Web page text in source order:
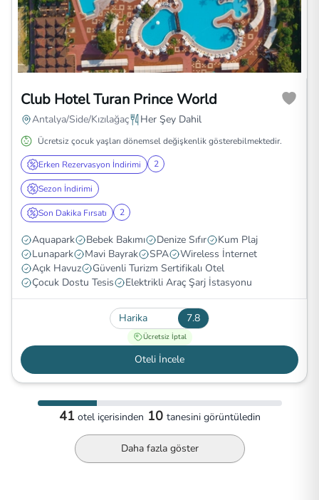
Club Hotel Turan Prince World
Antalya/Side/Kızılağaç Her Şey Dahil
Ücretsiz çocuk yaşları dönemsel değişkenlik gösterebilmektedir.
Erken Rezervasyon İndirimi 2
Sezon İndirimi
Son Dakika Fırsatı 2
Aquapark Bebek Bakımı Denize Sıfır
Kum Plaj
Lunapark
Mavi Bayrak SPA
Wireless İnternet
Açık Havuz
Güvenli Turizm Sertifikalı Otel
Çocuk Dostu Tesis
Elektrikli Araç Şarj İstasyonu
Harika 7.8
Ücretsiz İptal
Oteli İncele
41 oteliçerisinden 10 tanesini görüntüledin
Daha fazla göster